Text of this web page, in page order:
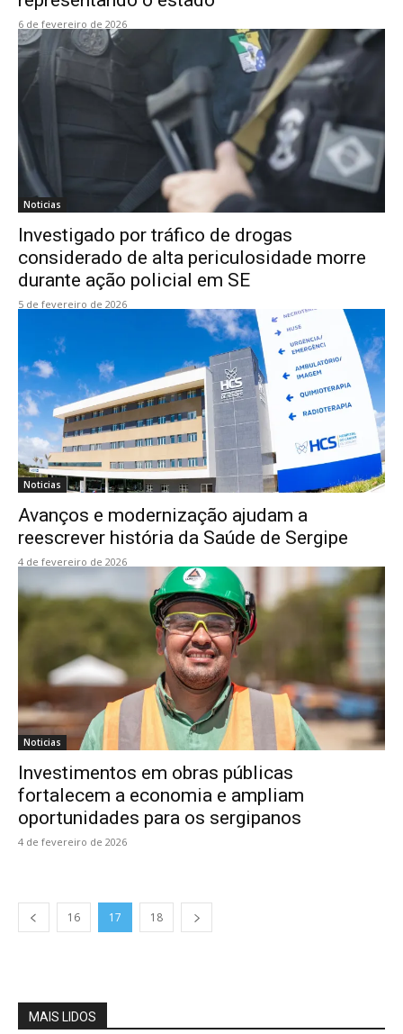
6 de fevereiro de 2026
Noticias
Investigado por tráfico de drogas
considerado de alta periculosidade morre
durante ação policial em SE
5 de fevereiro de 2026
Noticias
Avanços e modernização ajudam a
reescrever história da Saúde de Sergipe
4 de fevereiro de 2026
Noticias
Investimentos em obras públicas
fortalecem a economia e ampliam
oportunidades para os sergipanos
4 de fevereiro de 2026
16 17 18
MAIS LIDOS